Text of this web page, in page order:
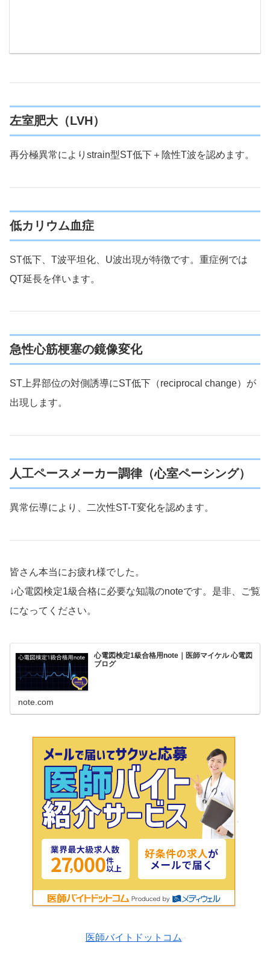
左室肥大（LVH）
再分極異常によりstrain型ST低下＋陰性T波を認めます。
低カリウム血症
ST低下、T波平坦化、U波出現が特徴です。重症例では
QT延長を伴います。
急性心筋梗塞の鏡像変化
ST上昇部位の対側誘導にST低下（reciprocal change）が
出現します。
人工ペースメーカー調律（心室ペーシング）
異常伝導により、二次性ST-T変化を認めます。
皆さん本当にお疲れ様でした。
↓心電図検定1級合格に必要な知識のnoteです。是非、ご覧
になってください。
心電図検定1級合格用note｜医師マイケル 心電図
ブログ
note.com
医師バイトドットコム